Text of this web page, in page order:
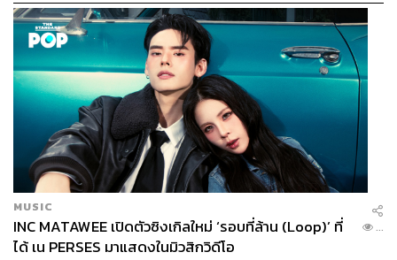
MUSIC
INC MATAWEE เปิดตัวซิงเกิลใหม่ ‘รอบที่ล้าน (Loop)’ ที่
ได้ เน PERSES มาแสดงในมิวสิกวิดีโอ
...